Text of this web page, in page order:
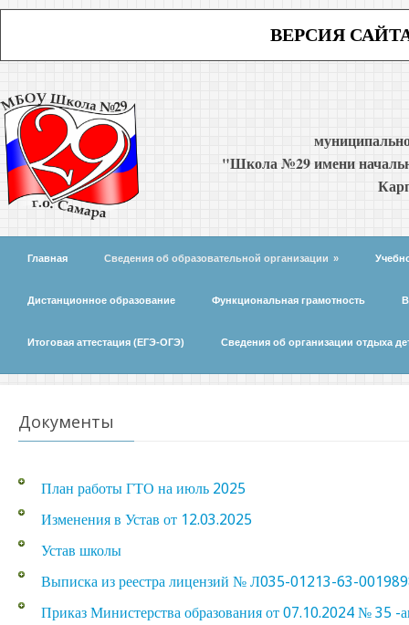
ВЕРСИЯ
"Школа №29 имени
Главная Сведения об образовательной организации »
Дистанционное образование Функциональная грамотность
Итоговая аттестация (ЕГЭ-ОГЭ) Сведения об организации отдыха
Документы
План работы ГТО на июль 2025
Изменения в Устав от 12.03.2025
Устав школы
Выписка из реестра лицензий № Л035-01213-63-
Приказ Министерства образования от 07.10.2024 № 35 -